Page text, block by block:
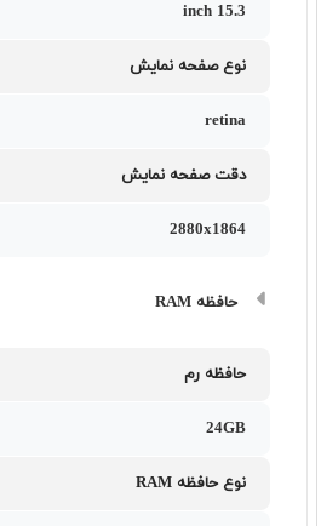
15.3 inch
نوع صفحه نمایش
retina
دقت صفحه نمایش
2880x1864
حافظه RAM
حافظه رم
24GB
نوع حافظه RAM